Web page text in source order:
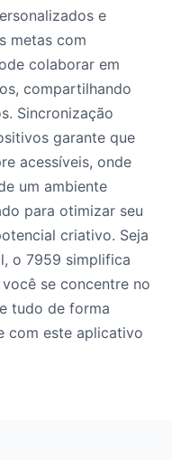
e
metas com
colaborar em
compartilhando
Sincronização
garante que
acessíveis, onde
um ambiente
para otimizar seu
criativo. Seja
o 7959 simplifica
se concentre no
tudo de forma
com este aplicativo